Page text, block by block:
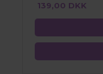
139,00 DKK